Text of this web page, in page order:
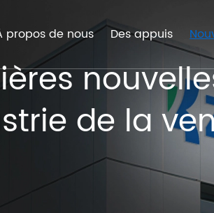
propos de nous Des appuis
de la